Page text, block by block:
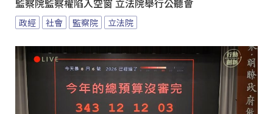
監察院監察權陷入空窗 立法院舉行公聽會
政經 社會 監察院 立法院